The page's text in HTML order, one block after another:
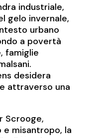
industriale,
gelo invernale,
urbano
a povertà
famiglie
desidera
attraverso una
Scrooge,
e misantropo, la